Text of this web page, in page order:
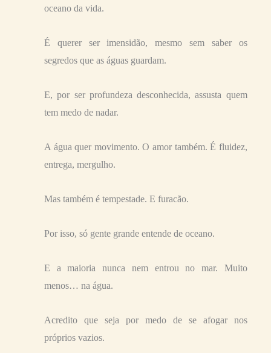
oceano da vida.
É querer ser imensidão, mesmo sem saber os
segredos que as águas guardam.
E, por ser profundeza desconhecida, assusta quem
tem medo de nadar.
A água quer movimento. O amor também. É fluidez,
entrega, mergulho.
Mas também é tempestade. E furacão.
Por isso, só gente grande entende de oceano.
E a maioria nunca nem entrou no mar. Muito
menos… na água.
Acredito que seja por medo de se afogar nos
próprios vazios.